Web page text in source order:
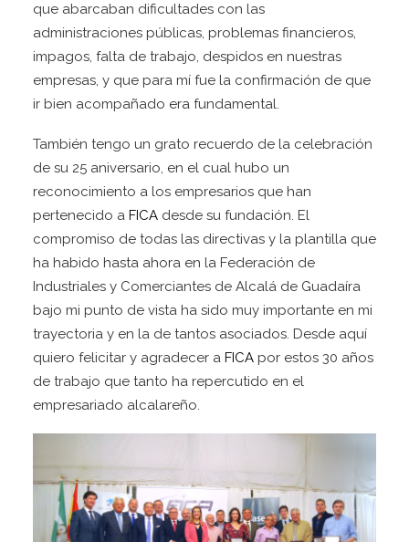
que abarcaban dificultades con las
administraciones públicas, problemas financieros,
impagos, falta de trabajo, despidos en nuestras
empresas, y que para mí fue la confirmación de que
ir bien acompañado era fundamental.
También tengo un grato recuerdo de la celebración
de su 25 aniversario, en el cual hubo un
reconocimiento a los empresarios que han
pertenecido a FICA desde su fundación. El
compromiso de todas las directivas y la plantilla que
ha habido hasta ahora en la Federación de
Industriales y Comerciantes de Alcalá de Guadaíra
bajo mi punto de vista ha sido muy importante en mi
trayectoria y en la de tantos asociados. Desde aquí
quiero felicitar y agradecer a FICA por estos 30 años
de trabajo que tanto ha repercutido en el
empresariado alcalareño.